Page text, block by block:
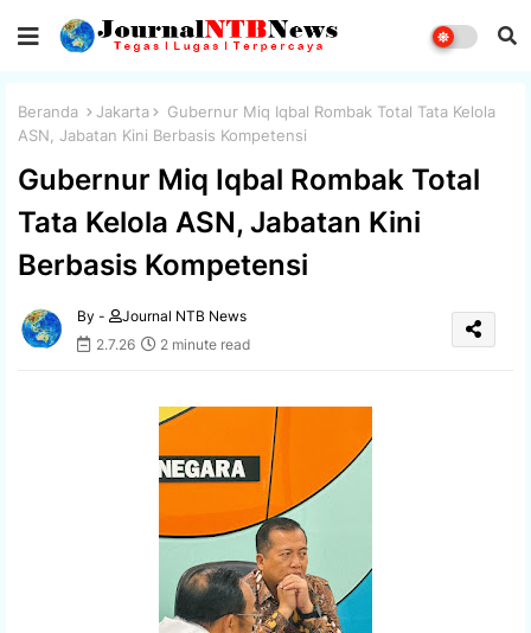
Beranda Jakarta
Gubernur Miq Iqbal Rombak Total Tata Kelola
ASN, Jabatan Kini Berbasis Kompetensi
Gubernur Miq Iqbal Rombak Total
Tata Kelola ASN, Jabatan Kini
Berbasis Kompetensi
By -
Journal NTB News
2.7.26
2 minute read